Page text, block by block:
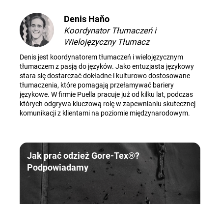
Denis Haňo
Koordynator Tłumaczeń i
Wielojęzyczny Tłumacz
Denis jest koordynatorem tłumaczeń i wielojęzycznym
tłumaczem z pasją do języków. Jako entuzjasta językowy
stara się dostarczać dokładne i kulturowo dostosowane
tłumaczenia, które pomagają przełamywać bariery
językowe. W firmie Puella pracuje już od kilku lat, podczas
których odgrywa kluczową rolę w zapewnianiu skutecznej
komunikacji z klientami na poziomie międzynarodowym.
Jak prać odzież Gore-Tex®?
Podpowiadamy